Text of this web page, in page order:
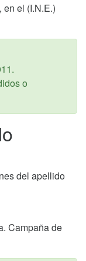
el (I.N.E.)
.
o
del apellido
Campaña de